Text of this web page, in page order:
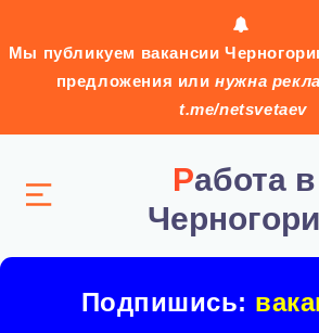
Мы публикуем вакансии
предложения илинужна
t.me/netsvetaev
Работа в
Подпишись: